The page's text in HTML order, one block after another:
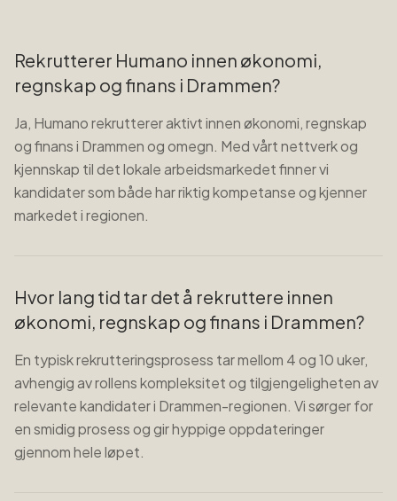
Rekrutterer Humano innen økonomi,
regnskap og finans i Drammen?
Ja, Humano rekrutterer aktivt innen økonomi, regnskap
og finans i Drammen og omegn. Med vårt nettverk og
kjennskap til det lokale arbeidsmarkedet finner vi
kandidater som både har riktig kompetanse og kjenner
markedet i regionen.
Hvor lang tid tar det å rekruttere innen
økonomi, regnskap og finans i Drammen?
En typisk rekrutteringsprosess tar mellom 4 og 10 uker,
avhengig av rollens kompleksitet og tilgjengeligheten av
relevante kandidater i Drammen-regionen. Vi sørger for
en smidig prosess og gir hyppige oppdateringer
gjennom hele løpet.